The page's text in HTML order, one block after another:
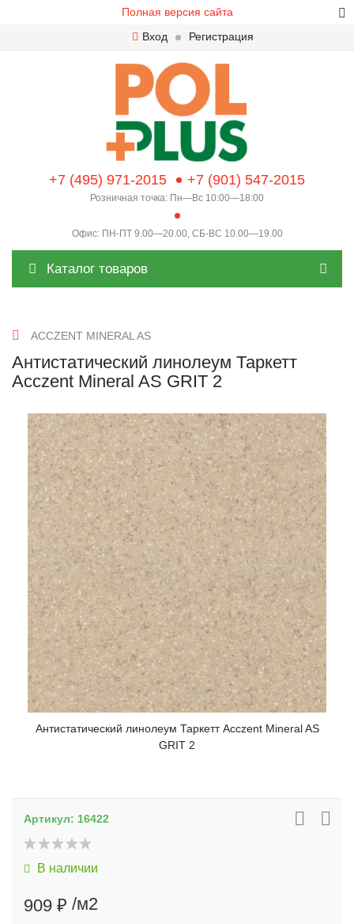
Полная версия сайта
Вход
Регистрация
+7 (495) 971-2015 +7 (901) 547-2015
Розничная точка: Пн—Вс 10:00—18:00
Офис: ПН-ПТ 9.00—20.00, СБ-ВС 10.00—19.00
Каталог товаров
ACCZENT MINERAL AS
Антистатический линолеум Таркетт
Acczent Mineral AS GRIT 2
Антистатический линолеум Таркетт Acczent Mineral AS
GRIT 2
Артикул: 16422
В наличии
909 ₽ /м2